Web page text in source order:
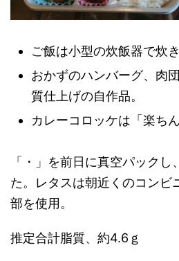
ご飯は小型の炊飯器で炊き
おかずのハンバーグ、肉
質仕上げの自作品。
カレーコロッケは「楽ち
「・」を前日に真空パック
た。レタスは朝近くのコンビ
部を使用。
推定合計脂質、約4.6ｇ